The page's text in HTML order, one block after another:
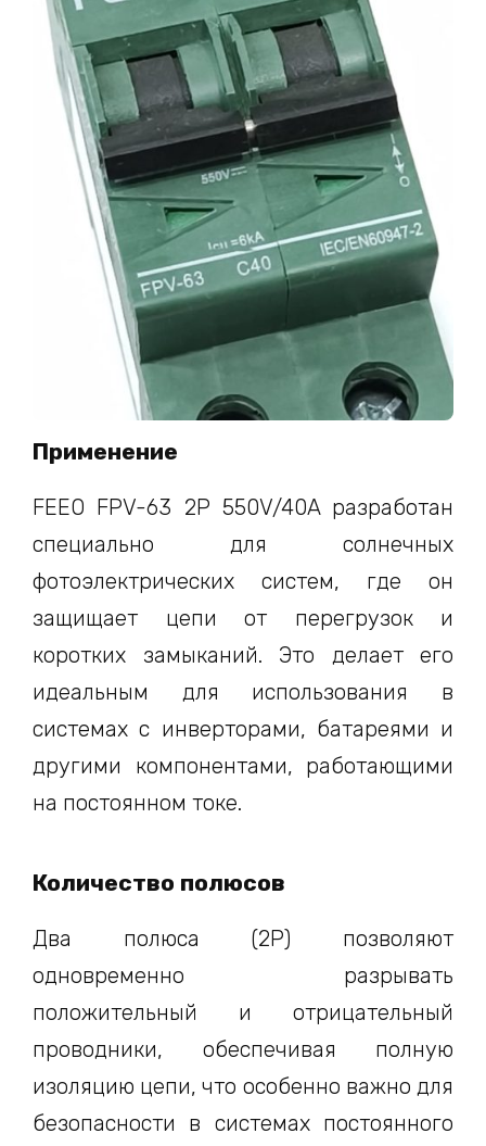
Применение
FEEO FPV-63 2P 550V/40A разработан
специально для солнечных
фотоэлектрических систем, где он
защищает цепи от перегрузок и
коротких замыканий. Это делает его
идеальным для использования в
системах с инверторами, батареями и
другими компонентами, работающими
на постоянном токе.
Количество полюсов
Два полюса (2P) позволяют
одновременно разрывать
положительный и отрицательный
проводники, обеспечивая полную
изоляцию цепи, что особенно важно для
безопасности в системах постоянного